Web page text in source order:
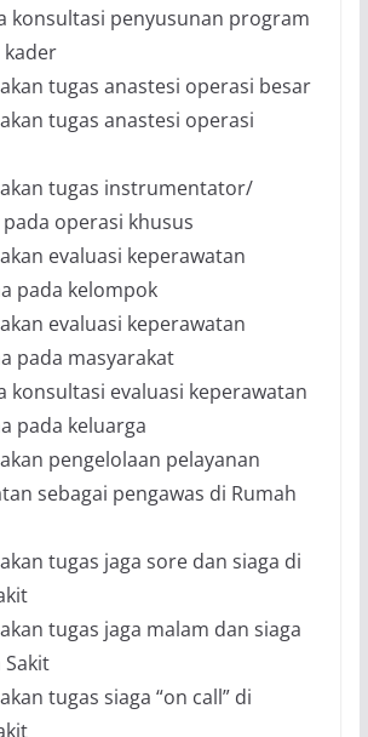
konsultasi penyusunan program
tugas anastesi operasi besar
tugas anastesi operasi
tugas instrumentator/
operasi khusus
evaluasi keperawatan
pada kelompok
evaluasi keperawatan
pada masyarakat
konsultasi evaluasi keperawatan
pada keluarga
pengelolaan pelayanan
sebagai pengawas di Rumah
tugas jaga sore dan siaga di
tugas jaga malam dan siaga
Sakit
tugas siaga “on call” di